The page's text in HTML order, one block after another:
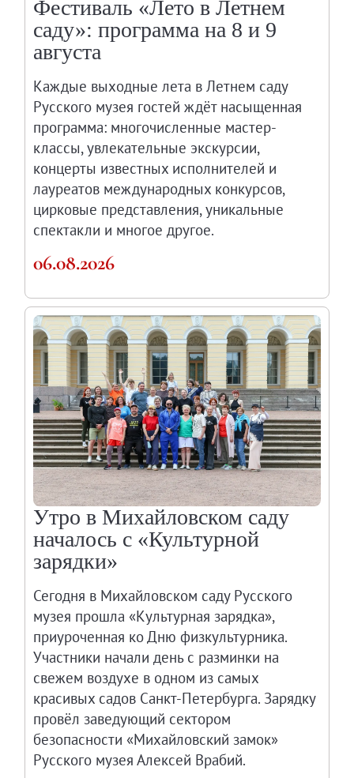
Русское искусство второй половины
Русское народное искусство XVII-XXI
Будущие выставки
Выездные выставки
Садко
Михаил Нестеров
Архив выставок
Степан Эрьзя – скульптор мира. К
Эпоха Императора Александра III и её
Архип Куинджи. Иллюзия света
Наш авангард
Фёдор Васильев. К 175-летию со дня
Посетителям
Справочная информация
Адреса и часы работы
О билетах, льготах и услугах
Правила покупки и возврата билетов
Правила посещения музея
Высказать мнение / Сообщить о проблеме
Экскурсии
Лекции и абонементы
Лекторий
Лекции
Доступный музей
Программы и мероприятия
Социально-культурные проекты
Для СМИ
О Музее
О музее
Генеральный директор
Дирекция
Фестиваль «Лето в Летнем
саду»: программа на 8 и 9
августа
Каждые выходные лета в Летнем саду
Русского музея гостей ждёт насыщенная
программа: многочисленные мастер-
классы, увлекательные экскурсии,
концерты известных исполнителей и
лауреатов международных конкурсов,
цирковые представления, уникальные
спектакли и многое другое.
06.08.2026
Утро в Михайловском саду
началось с «Культурной
зарядки»
Сегодня в Михайловском саду Русского
музея прошла «Культурная зарядка»,
приуроченная ко Дню физкультурника.
Участники начали день с разминки на
свежем воздухе в одном из самых
красивых садов Санкт-Петербурга. Зарядку
провёл заведующий сектором
безопасности «Михайловский замок»
Русского музея Алексей Врабий.